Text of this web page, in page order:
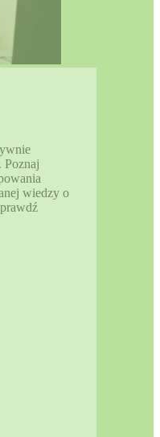
Poznaj
wiedzy o